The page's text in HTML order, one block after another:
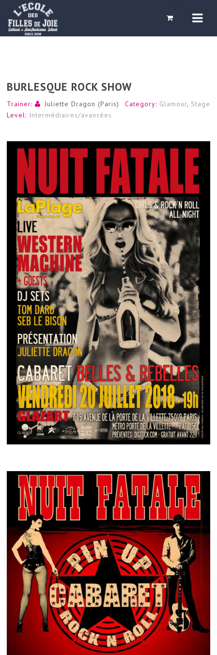
0
BURLESQUE ROCK SHOW
Trainer: Juliette Dragon (Paris) Category: Glamour, Stage
Level: Intermédiaires/avancées